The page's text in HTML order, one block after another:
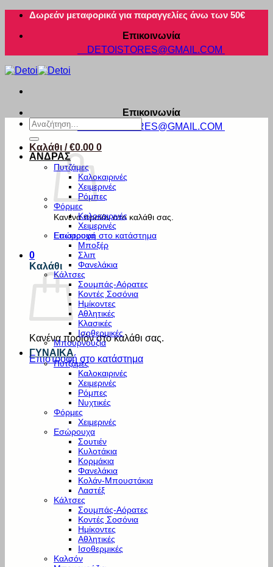
Μετάβαση
περιεχόμενο
Δωρεάν μεταφορικά για παραγγελίες άνω των 50€
Επικοινωνία
DETOISTORES@GMAIL.COM
Επικοινωνία
DETOISTORES@GMAIL.COM
Καλάθι /€0.00 0
Κανένα προϊόν στο καλάθι σας.
Επιστροφή στο κατάστημα
0
Καλάθι
Κανένα προϊόν στο καλάθι σας.
Επιστροφή στο κατάστημα
Αναζήτηση
για:
ΑΝΔΡΑΣ
Πυτζάμες
Καλοκαιρινές
Χειμερινές
Ρόμπες
Φόρμες
Καλοκαιρινές
Χειμερινές
Εσώρουχα
Μποξέρ
Σλιπ
Φανελάκια
Κάλτσες
Σουμπάς-Αόρατες
Κοντές Σοσόνια
Ημίκοντες
Αθλητικές
Κλασικές
Ισοθερμικές
Μπουρνούζια
ΓΥΝΑΙΚΑ
Πυτζάμες
Καλοκαιρινές
Χειμερινές
Ρόμπες
Νυχτικές
Φόρμες
Χειμερινές
Εσώρουχα
Σουτιέν
Κυλοτάκια
Κορμάκια
Φανελάκια
Κολάν-Μπουστάκια
Λαστέξ
Κάλτσες
Σουμπάς-Αόρατες
Κοντές Σοσόνια
Ημίκοντες
Αθλητικές
Ισοθερμικές
Καλσόν